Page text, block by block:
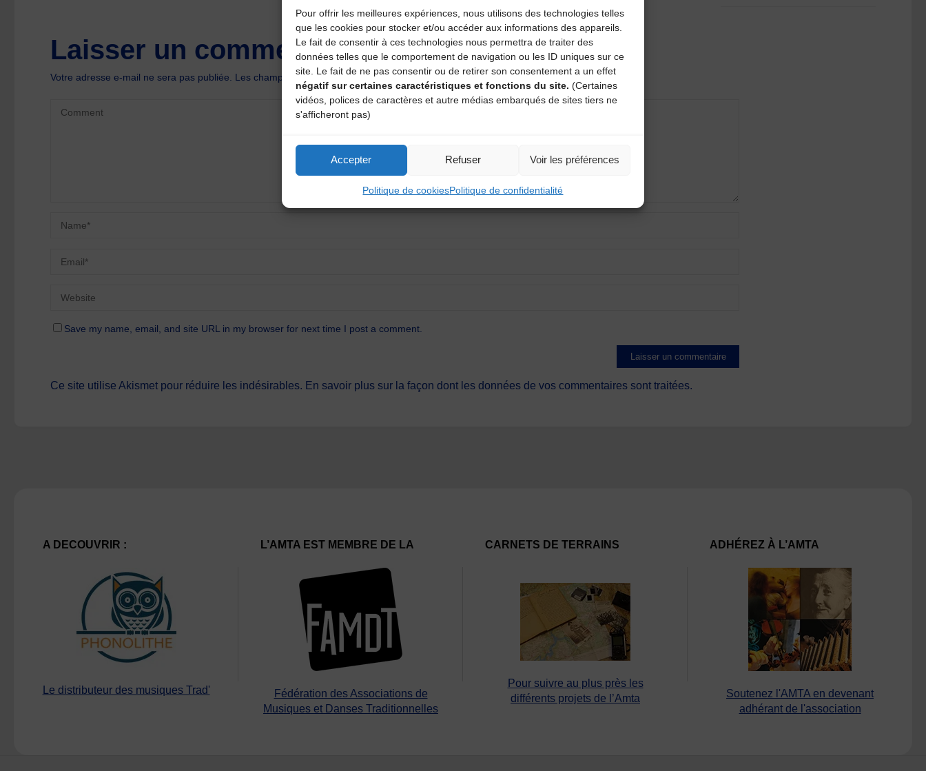
Pour offrir les meilleures expériences, nous utilisons des technologies telles
que les cookies pour stocker et/ou accéder aux informations des appareils.
Le fait de consentir à ces technologies nous permettra de traiter des
données telles que le comportement de navigation ou les ID uniques sur ce
site. Le fait de ne pas consentir ou de retirer son consentement a un effet
négatif sur certaines caractéristiques et fonctions du site. (Certaines
vidéos, polices de caractères et autre médias embarqués de sites tiers ne
s'afficheront pas)
Accepter Refuser Voir les préférences
Politique de cookiesPolitique de confidentialité
Laisser un commentaire
Votre adresse e-mail ne sera pas publiée. Les champs obligatoires sont indiqués avec*
Save my name, email, and site URL in my browser for next time I post a comment.
Ce site utilise Akismet pour réduire les indésirables. En savoir plus sur la façon dont les données de vos commentaires sont traitées.
A DECOUVRIR :
Le distributeur des musiques Trad'
L’AMTA EST MEMBRE DE LA
Fédération des Associations de
Musiques et Danses Traditionnelles
CARNETS DE TERRAINS
Pour suivre au plus près les
différents projets de l’Amta
ADHÉREZ À L’AMTA
Soutenez l'AMTA en devenant
adhérant de l'association